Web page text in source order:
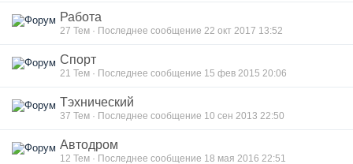
Работа
27 Тем · Последнее сообщение 22 окт 2017 13:52
Спорт
21 Тем · Последнее сообщение 15 фев 2015 20:06
Тэхнический
37 Тем · Последнее сообщение 10 сен 2013 22:50
Автодром
12 Тем · Последнее сообщение 18 мая 2016 22:51